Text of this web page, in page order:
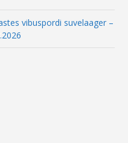
vibuspordi suvelaager –